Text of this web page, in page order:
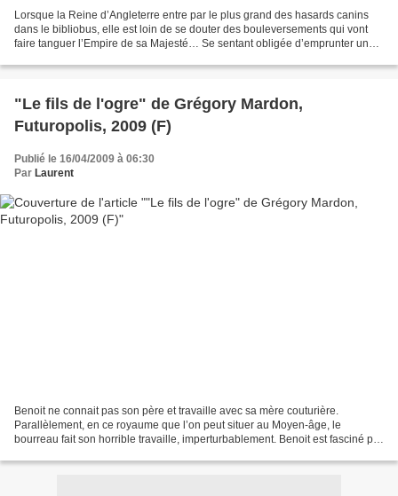
Lorsque la Reine d’Angleterre entre par le plus grand des hasards canins
dans le bibliobus, elle est loin de se douter des bouleversements qui vont
faire tanguer l’Empire de sa Majesté… Se sentant obligée d’emprunter un
"Le fils de l'ogre" de Grégory Mardon,
Futuropolis, 2009 (F)
Publié le 16/04/2009 à 06:30
Par Laurent
Benoit ne connait pas son père et travaille avec sa mère couturière.
Parallèlement, en ce royaume que l’on peut situer au Moyen-âge, le
bourreau fait son horrible travaille, imperturbablement. Benoit est fasciné par